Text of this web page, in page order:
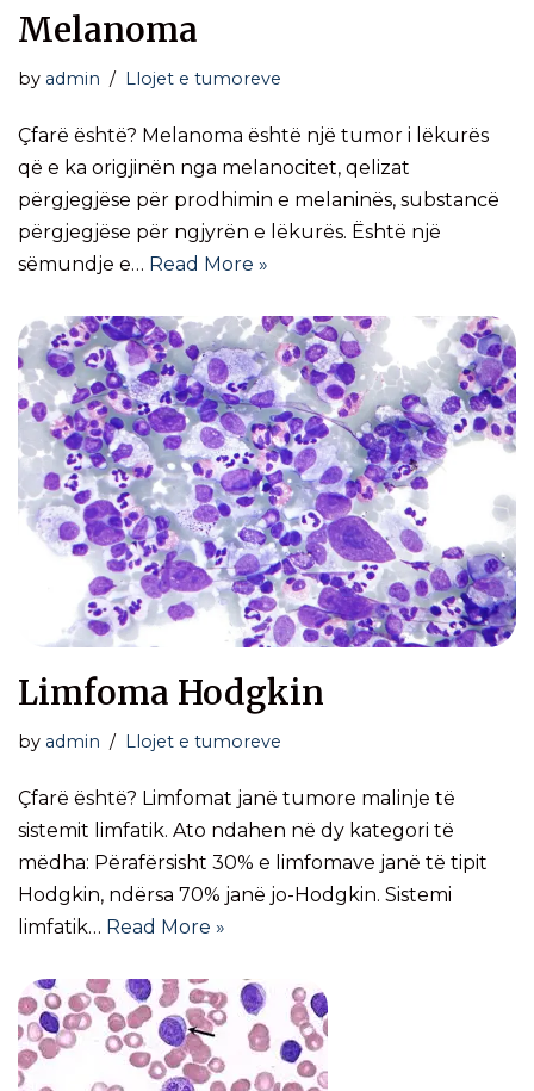
Melanoma
by admin Llojet e tumoreve
Çfarë është? Melanoma është një tumor i lëkurës
që e ka origjinën nga melanocitet, qelizat
përgjegjëse për prodhimin e melaninës, substancë
përgjegjëse për ngjyrën e lëkurës. Është një
sëmundje e… Read More »
Limfoma Hodgkin
by admin Llojet e tumoreve
Çfarë është? Limfomat janë tumore malinje të
sistemit limfatik. Ato ndahen në dy kategori të
mëdha: Përafërsisht 30% e limfomave janë të tipit
Hodgkin, ndërsa 70% janë jo-Hodgkin. Sistemi
limfatik… Read More »